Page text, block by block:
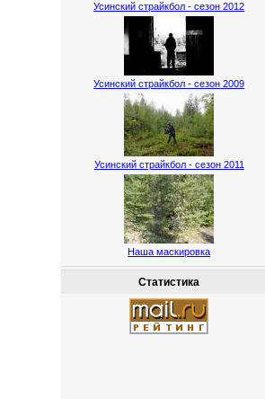
Усинский страйкбол - сезон 2012
Усинский страйкбол - сезон 2009
Усинский страйкбол - сезон 2011
Наша маскировка
Статистика